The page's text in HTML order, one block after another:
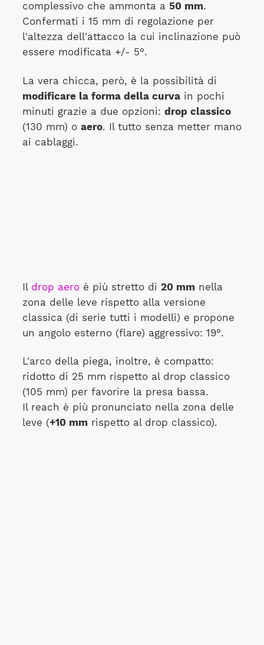
complessivo che ammonta a 50 mm.
Confermati i 15 mm di regolazione per
l'altezza dell'attacco la cui inclinazione può
essere modificata +/- 5°.
La vera chicca, però, è la possibilità di
modificare la forma della curvain pochi
minuti grazie a due opzioni: drop classico
(130 mm) o aero. Il tutto senza metter mano
ai cablaggi.
Il drop aeroè più stretto di 20 mm nella
zona delle leve rispetto alla versione
classica (di serie tutti i modelli) e propone
un angolo esterno (flare) aggressivo: 19°.
L'arco della piega, inoltre, è compatto:
ridotto di 25 mm rispetto al drop classico
(105 mm) per favorire la presa bassa.
Il reach è più pronunciato nella zona delle
leve (+10 mm rispetto al drop classico).